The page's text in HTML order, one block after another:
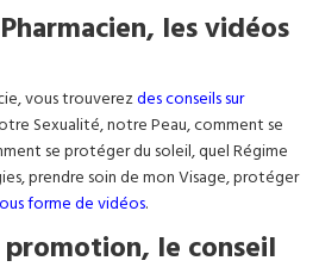
les vidéos
vous trouverezdes conseils sur
Sexualité, notre Peau, comment se
se protéger du soleil, quel Régime
prendre soin de mon Visage, protéger
forme de vidéos.
le conseil